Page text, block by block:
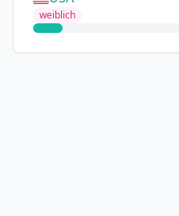
weiblich